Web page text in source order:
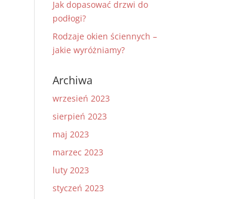
Jak dopasować drzwi do
podłogi?
Rodzaje okien ściennych –
jakie wyróżniamy?
Archiwa
wrzesień 2023
sierpień 2023
maj 2023
marzec 2023
luty 2023
styczeń 2023